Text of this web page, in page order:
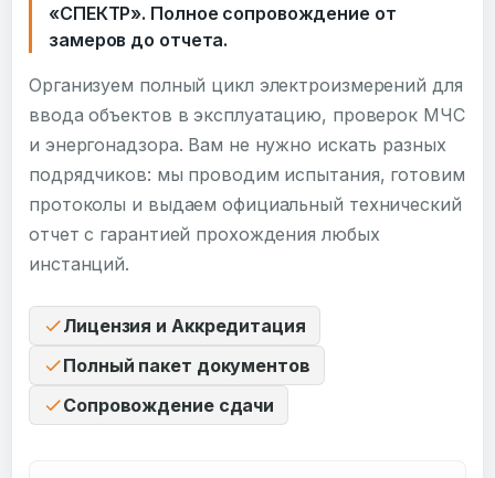
«СПЕКТР». Полное сопровождение от
замеров до отчета.
Организуем полный цикл электроизмерений для
ввода объектов в эксплуатацию, проверок МЧС
и энергонадзора. Вам не нужно искать разных
подрядчиков: мы проводим испытания, готовим
протоколы и выдаем официальный технический
отчет с гарантией прохождения любых
инстанций.
Лицензия и Аккредитация
Полный пакет документов
Сопровождение сдачи